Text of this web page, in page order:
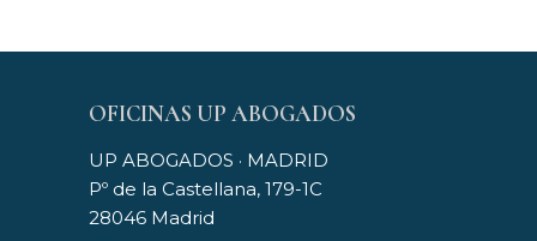
OFICINAS UP ABOGADOS
UP ABOGADOS · MADRID
Pº de la Castellana, 179-1C
28046 Madrid